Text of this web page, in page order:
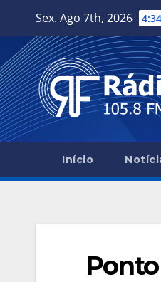
content
Sex. Ago 7th, 2026
Início
Ponto